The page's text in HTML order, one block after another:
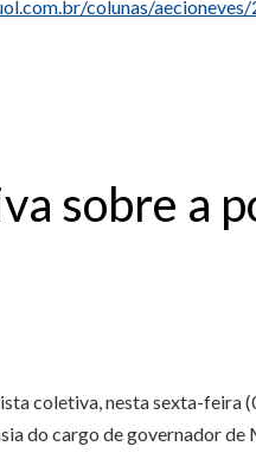
colunas/
sobre a
coletiva, nesta sexta-
do cargo de governador